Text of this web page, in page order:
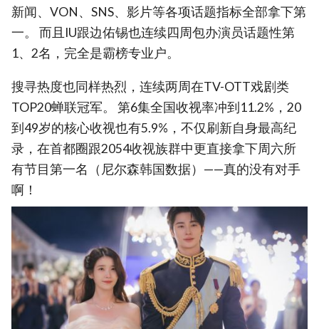
新闻、VON、SNS、影片等各项话题指标全部拿下第
一。 而且IU跟边佑锡也连续四周包办演员话题性第
1、2名，完全是霸榜专业户。
搜寻热度也同样热烈，连续两周在TV-OTT戏剧类
TOP20蝉联冠军。 第6集全国收视率冲到11.2%，20
到49岁的核心收视也有5.9%，不仅刷新自身最高纪
录，在首都圈跟2054收视族群中更直接拿下周六所
有节目第一名（尼尔森韩国数据）——真的没有对手
啊！